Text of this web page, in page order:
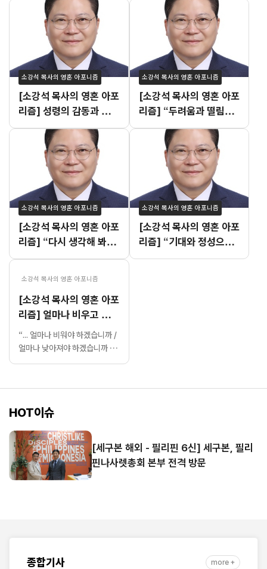
소강석 목사의 영혼 아포니즘
[소강석 목사의 영혼 아포
리즘] 성령의 감동과 불안
이 공존하는 이유
소강석 목사의 영혼 아포니즘
[소강석 목사의 영혼 아포
리즘] “두려움과 떨림이
교차하는 시점”
소강석 목사의 영혼 아포니즘
[소강석 목사의 영혼 아포
리즘] “다시 생각해 봐도
잘했던 것 같습니다.”
소강석 목사의 영혼 아포니즘
[소강석 목사의 영혼 아포
리즘] “기대와 정성으로
빚어진 여름수련회 설교”
소강석 목사의 영혼 아포니즘
[소강석 목사의 영혼 아포
리즘] 얼마나 비우고 낮아
져야 할까요?
“... 얼마나 비워야 하겠습니까 /
얼마나 낮아져야 하겠습니까 /
기만 한 밤 / 언제쯤 그 별빛을
왕으로 오셨던 아기 예수여 / 증
세상에 / 다시 맨살의 아기 예수
로 오셔야 하겠나이다... (중략)
상처와 아픔, 분노와 증오가 가
시지 않는 / 조국 대한민국에 하
HOT이슈
[세구본 해외 - 필리핀 6신] 세구본, 필리
핀나사렛총회 본부 전격 방문
종합기사 more +